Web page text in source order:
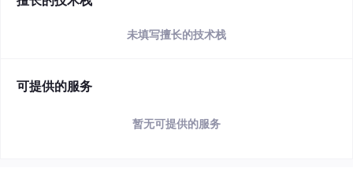
未填写擅长的技术栈
可提供的服务
暂无可提供的服务